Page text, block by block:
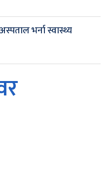
अस्पताल भर्ना स्वास्थ्य